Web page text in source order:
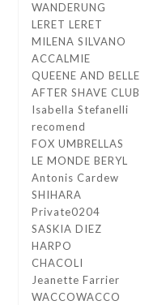
WANDERUNG
LERET LERET
MILENA SILVANO
ACCALMIE
QUEENE AND BELLE
AFTER SHAVE CLUB
Isabella Stefanelli
recomend
FOX UMBRELLAS
LE MONDE BERYL
Antonis Cardew
SHIHARA
Private0204
SASKIA DIEZ
HARPO
CHACOLI
Jeanette Farrier
WACCOWACCO